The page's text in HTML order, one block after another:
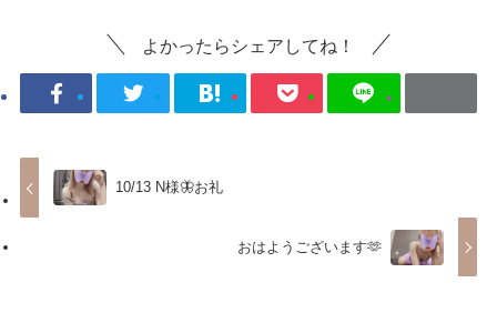
よかったらシェアしてね！
10/13 N様🦋お礼
おはようございます🫶